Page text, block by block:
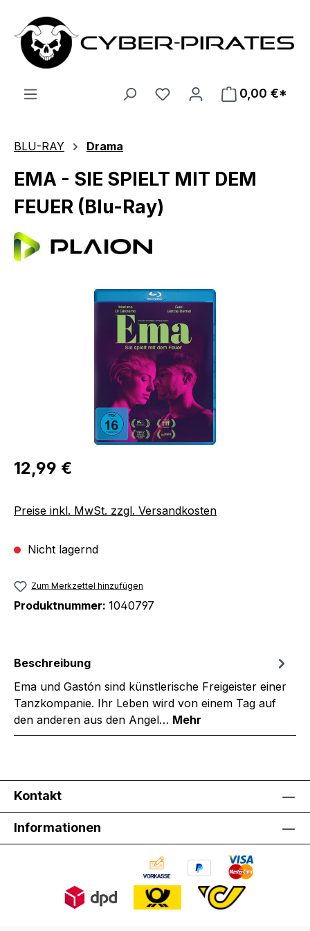
Zum Hauptinhalt springen
0,00 €*
BLU-RAY Drama
EMA - SIE SPIELT MIT DEM
FEUER (Blu-Ray)
Bildergalerie überspringen
Regulärer Preis:
12,99 €
Preise inkl. MwSt. zzgl. Versandkosten
Nicht lagernd
Zum Merkzettel hinzufügen
Produktnummer: 1040797
Beschreibung
Ema und Gastón sind künstlerische Freigeister einer
Tanzkompanie. Ihr Leben wird von einem Tag auf
den anderen aus den Angel… Mehr
Kontakt
Informationen